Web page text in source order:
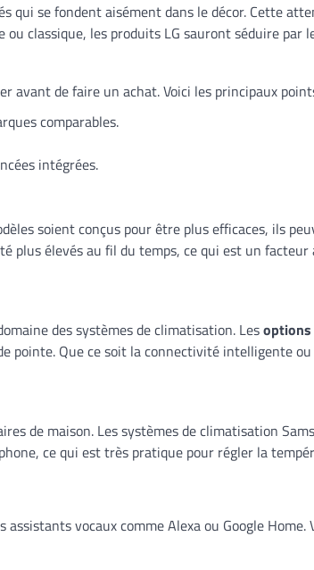
qui se fondent aisément dans le décor. Cette
classique, les produits LG sauront séduire par
avant de faire un achat. Voici les principaux
comparables.
intégrées.
soient conçus pour être plus efficaces, ils
plus élevés au fil du temps, ce qui est un
des systèmes de climatisation. Les
Que ce soit la connectivité intelligente
de maison. Les systèmes de climatisation
ce qui est très pratique pour régler la
vocaux comme Alexa ou Google Home.